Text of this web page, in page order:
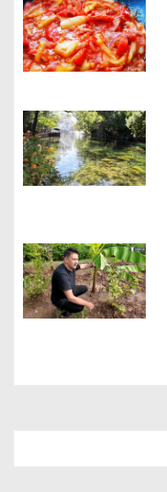
v
i
a
t
o
n